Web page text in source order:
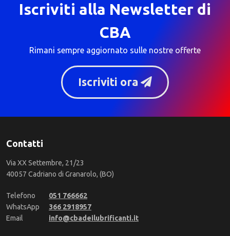
Iscriviti alla Newsletter di
CBA
Rimani sempre aggiornato sulle nostre offerte
Iscriviti ora
Contatti
Via XX Settembre, 21/23
40057 Cadriano di Granarolo, (BO)
Telefono
051 766662
WhatsApp
366 2918957
Email
info@cbadeilubrificanti.it